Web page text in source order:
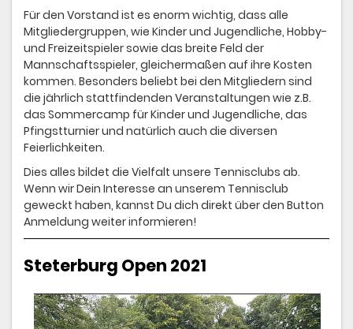
Für den Vorstand ist es enorm wichtig, dass alle
Mitgliedergruppen, wie Kinder und Jugendliche, Hobby-
und Freizeitspieler sowie das breite Feld der
Mannschaftsspieler, gleichermaßen auf ihre Kosten
kommen. Besonders beliebt bei den Mitgliedern sind
die jährlich stattfindenden Veranstaltungen wie z.B.
das Sommercamp für Kinder und Jugendliche, das
Pfingstturnier und natürlich auch die diversen
Feierlichkeiten.
Dies alles bildet die Vielfalt unsere Tennisclubs ab.
Wenn wir Dein Interesse an unserem Tennisclub
geweckt haben, kannst Du dich direkt über den Button
Anmeldung weiter informieren!
Steterburg Open 2021